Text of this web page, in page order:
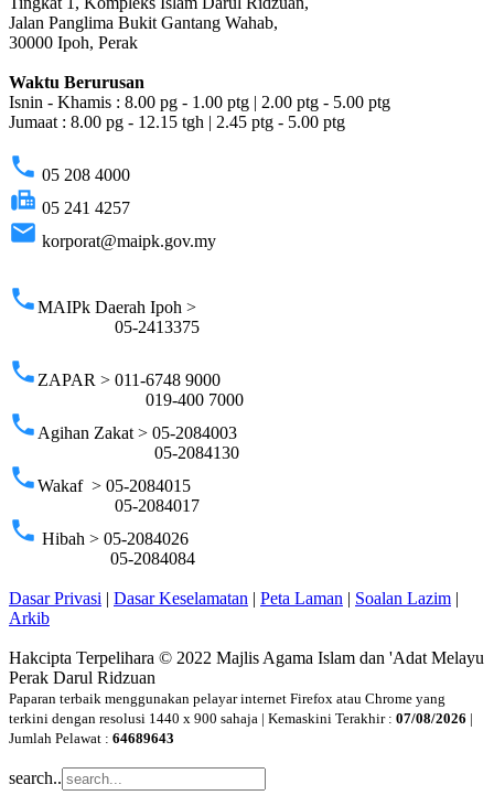
Jalan Panglima Bukit Gantang Wahab,
30000 Ipoh, Perak
Waktu Berurusan
Isnin - Khamis : 8.00 pg - 1.00 ptg | 2.00 ptg - 5.00 ptg
Jumaat : 8.00 pg - 12.15 tgh | 2.45 ptg - 5.00 ptg
phone 05 208 4000
fax 05 241 4257
email korporat@maipk.gov.my
phoneMAIPk Daerah Ipoh >
05-2413375
phone ZAPAR > 011-6748 9000
019-400 7000
phone Agihan Zakat > 05-2084003
05-2084130
phoneWakaf > 05-2084015
05-2084017
phone Hibah > 05-2084026
05-2084084
Dasar Privasi | Dasar Keselamatan | Peta Laman | Soalan Lazim |
Arkib
Hakcipta Terpelihara © 2022 Majlis Agama Islam dan 'Adat Melayu
Perak Darul Ridzuan
Paparan terbaik menggunakan pelayar internet Firefox atau Chrome yang
terkini dengan resolusi 1440 x 900 sahaja | Kemaskini Terakhir : 07/08/2026 |
Jumlah Pelawat : 64689643
search..